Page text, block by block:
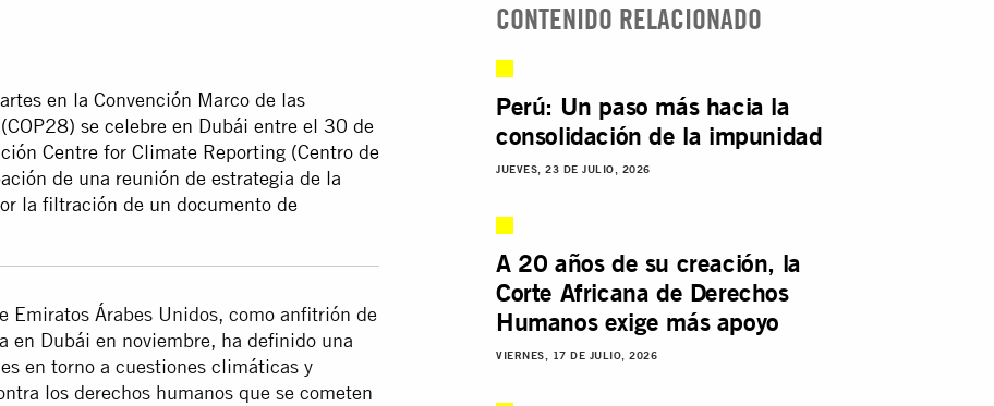
en la Convención Marco de las
se celebre en Dubái entre el 30 de
Centre for Climate Reporting (Centro de
de una reunión de estrategia de la
la filtración de un documento de
Emiratos Árabes Unidos, como anfitrión de
en Dubái en noviembre, ha definido una
en torno a cuestiones climáticas y
los derechos humanos que se cometen
CONTENIDO RELACIONADO
Perú: Un paso más hacia la
consolidación de la impunidad
JUEVES, 23 DE JULIO, 2026
A 20 años de su creación, la
Corte Africana de Derechos
Humanos exige más apoyo
VIERNES, 17 DE JULIO, 2026